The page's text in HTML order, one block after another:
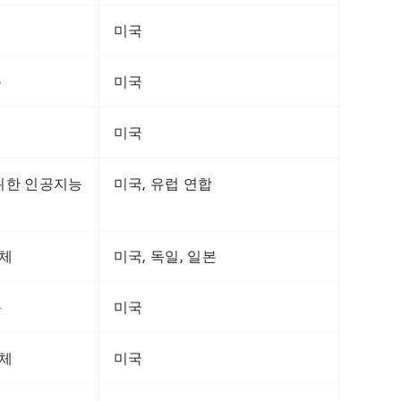
미국
미국
미국
한 인공지능 미국, 유럽 연합
미국, 독일, 일본
미국
미국